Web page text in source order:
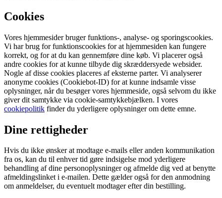
Cookies
Vores hjemmesider bruger funktions-, analyse- og sporingscookies.
Vi har brug for funktionscookies for at hjemmesiden kan fungere
korrekt, og for at du kan gennemføre dine køb. Vi placerer også
andre cookies for at kunne tilbyde dig skræddersyede websider.
Nogle af disse cookies placeres af eksterne parter. Vi analyserer
anonyme cookies (Cookiebot-ID) for at kunne indsamle visse
oplysninger, når du besøger vores hjemmeside, også selvom du ikke
giver dit samtykke via cookie-samtykkebjælken. I vores
cookiepolitik finder du yderligere oplysninger om dette emne.
Dine rettigheder
Hvis du ikke ønsker at modtage e-mails eller anden kommunikation
fra os, kan du til enhver tid gøre indsigelse mod yderligere
behandling af dine personoplysninger og afmelde dig ved at benytte
afmeldingslinket i e-mailen. Dette gælder også for den anmodning
om anmeldelser, du eventuelt modtager efter din bestilling.